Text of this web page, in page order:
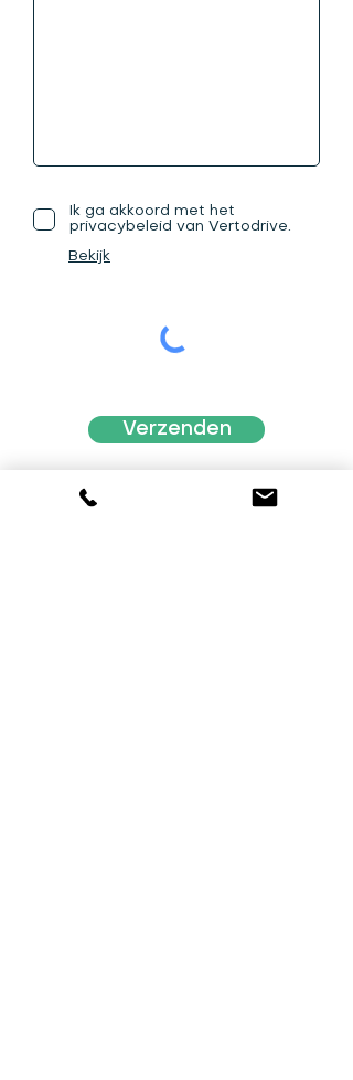
Ik ga akkoord met het
privacybeleid van Vertodrive.
Bekijk
Verzenden